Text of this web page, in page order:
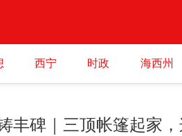
西宁 时政 海西州
丰碑｜三顶帐篷起家